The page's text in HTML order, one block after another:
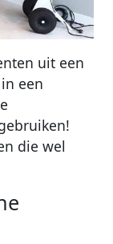
uit een
een
die wel